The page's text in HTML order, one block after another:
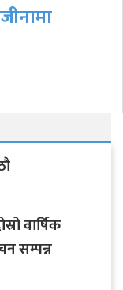
वार्षिक
सम्पन्न